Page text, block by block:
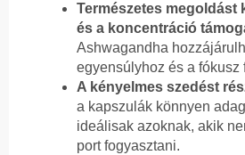
Természetes megoldást
és a koncentráció
Ashwagandha
egyensúlyhoz és a fókusz
A kényelmes szedést
a kapszulák könnyen
ideálisak azoknak, akik
port fogyasztani.